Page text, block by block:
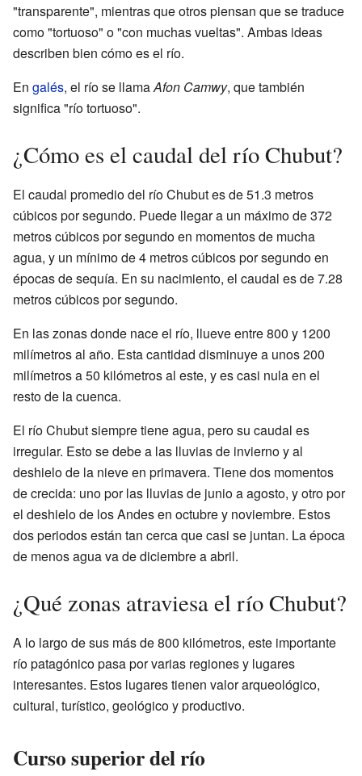
"transparente", mientras que otros piensan que se traduce
como "tortuoso" o "con muchas vueltas". Ambas ideas
describen bien cómo es el río.
En galés, el río se llamaAfon Camwy, que también
significa "río tortuoso".
¿Cómo es el caudal del río Chubut?
El caudal promedio del río Chubut es de 51.3 metros
cúbicos por segundo. Puede llegar a un máximo de 372
metros cúbicos por segundo en momentos de mucha
agua, y un mínimo de 4 metros cúbicos por segundo en
épocas de sequía. En su nacimiento, el caudal es de 7.28
metros cúbicos por segundo.
En las zonas donde nace el río, llueve entre 800 y 1200
milímetros al año. Esta cantidad disminuye a unos 200
milímetros a 50 kilómetros al este, y es casi nula en el
resto de la cuenca.
El río Chubut siempre tiene agua, pero su caudal es
irregular. Esto se debe a las lluvias de invierno y al
deshielo de la nieve en primavera. Tiene dos momentos
de crecida: uno por las lluvias de junio a agosto, y otro por
el deshielo de los Andes en octubre y noviembre. Estos
dos periodos están tan cerca que casi se juntan. La época
de menos agua va de diciembre a abril.
¿Qué zonas atraviesa el río Chubut?
A lo largo de sus más de 800 kilómetros, este importante
río patagónico pasa por varias regiones y lugares
interesantes. Estos lugares tienen valor arqueológico,
cultural, turístico, geológico y productivo.
Curso superior del río